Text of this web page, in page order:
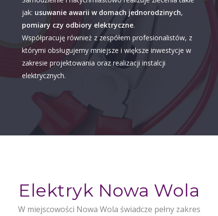
jak: usuwanie awarii w domach jednorodzinych,
pomiary czy odbiory elektryczne.
Współpracuję również z zespółem profesionalistów, z
którymi obsługujemy mniejsze i większe inwestycje w
zakresie projektowania oraz realizacji instalcji
elektrycznych.
Elektryk Nowa Wola
W miejscowości Nowa Wola świadcze pełny zakres